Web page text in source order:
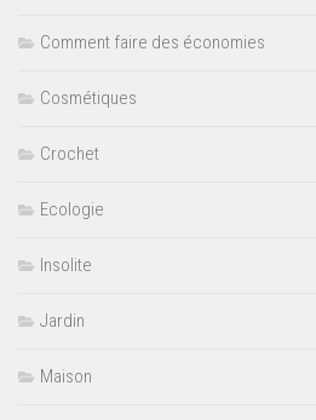
Comment faire des économies
Cosmétiques
Crochet
Ecologie
Insolite
Jardin
Maison